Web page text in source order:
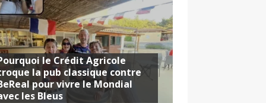
le Crédit Agricole
la pub classique contre
pour vivre le Mondial
les Bleus